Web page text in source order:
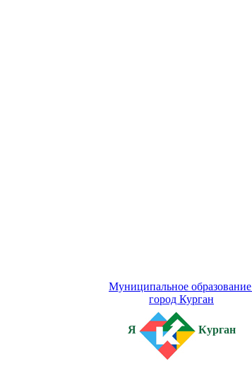
Муниципальное образование
город Курган
Я Курган